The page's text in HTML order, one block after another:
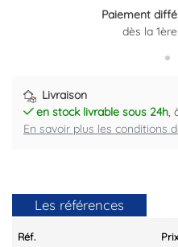
Paiement
dès la
Retour
Plus
Livraison
en stock livrable sous 24h,
En savoir plus les conditions
Les références
Réf.